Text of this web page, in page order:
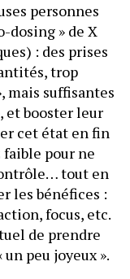
personnes
dosing » de X
: des prises
trop
mais suffisantes
et booster leur
cet état en fin
faible pour ne
tout en
les bénéfices :
focus, etc.
de prendre
peu joyeux ».